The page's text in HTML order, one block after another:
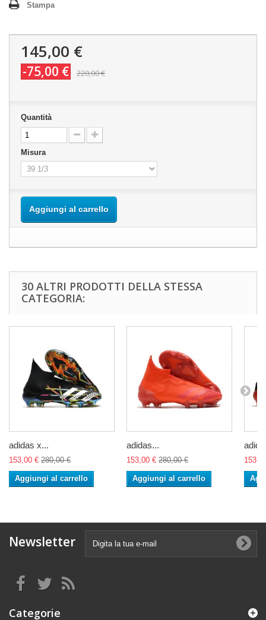
Stampa
145,00 €
-75,00 € 220,00 €
Quantità
Misura
Aggiungi al carrello
30 ALTRI PRODOTTI DELLA STESSA
CATEGORIA:
adidas x...
153,00 € 280,00 €
Aggiungi al carrello
adidas...
153,00 € 280,00 €
Aggiungi al carrello
Newsletter
Categorie